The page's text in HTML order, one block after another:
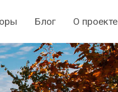
Блог О проекте